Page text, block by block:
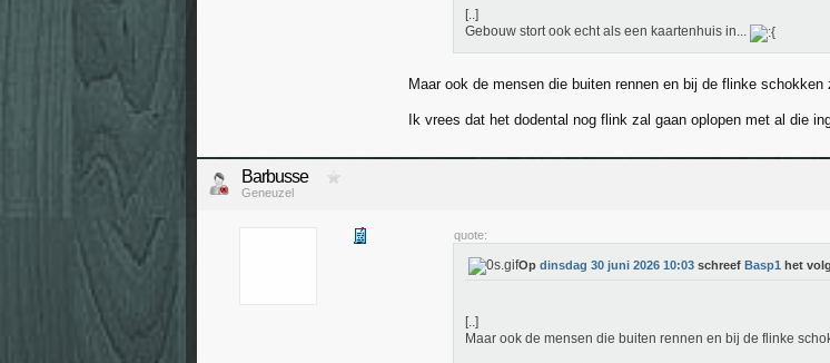
[..]
Gebouw stort ook echt als een kaartenhuis in...
Maar ook de mensen die buiten rennen en bij de flinke
Ik vrees dat het dodental nog flink zal gaan oplopen met al die
Barbusse
Geneuzel
quote:
Op dinsdag 30 juni 2026 10:03 schreef Basp1 het
[..]
Maar ook de mensen die buiten rennen en bij de flinke